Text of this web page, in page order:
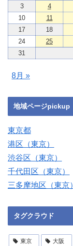
3
4
10
11
17
18
24
25
31
8月 »
地域ページpickup
東京都
港区（東京）
渋谷区（東京）
千代田区（東京）
三多摩地区（東京）
タグクラウド
東京 大阪